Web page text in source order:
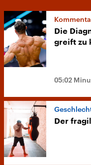
Die
greift zu
05:02
Der